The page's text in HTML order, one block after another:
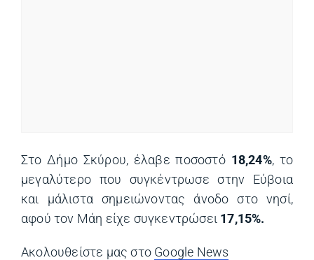
Στο Δήμο Σκύρου, έλαβε ποσοστό 18,24%, το
μεγαλύτερο που συγκέντρωσε στην Εύβοια
και μάλιστα σημειώνοντας άνοδο στο νησί,
αφού τον Μάη είχε συγκεντρώσει 17,15%.
Ακολουθείστε μας στο Google News